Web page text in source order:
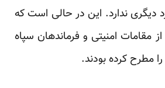
دیگری ندارد. این در حالی است که
مقامات امنیتی و فرماندهان سپاه
مطرح کرده بودند.